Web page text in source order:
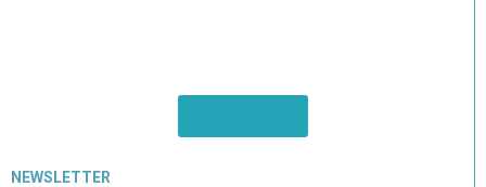
NEWSLETTER